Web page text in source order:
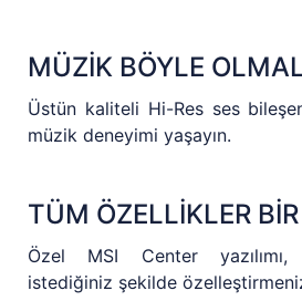
MÜZİK BÖYLE
Üstün kaliteli Hi-Res ses
müzik deneyimi yaşayın.
TÜM ÖZELLİKLER
Özel MSI Center
istediğiniz şekilde